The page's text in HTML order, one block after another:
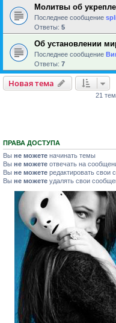
Молитвы об
Последнее сообщение
Ответы: 5
Об установлении
Последнее сообщение
Ответы: 7
Новая тема
21
ПРАВА ДОСТУПА
Вы не можете начинать темы
Вы не можете отвечать на
Вы не можете редактировать свои
Вы не можете удалять свои